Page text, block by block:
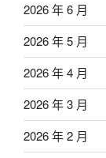
2026 年 6 月
2026 年 5 月
2026 年 4 月
2026 年 3 月
2026 年 2 月